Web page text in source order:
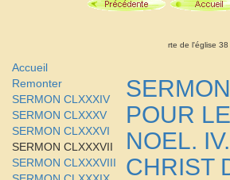
rte de l'église
Accueil
Remonter
SERMON CLXXXIV
SERMON CLXXXV
SERMON CLXXXVI
SERMON CLXXXVII
SERMON CLXXXVIII
POUR
NOEL.
CHRIST